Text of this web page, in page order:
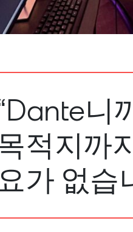
니
적지까
가 없습